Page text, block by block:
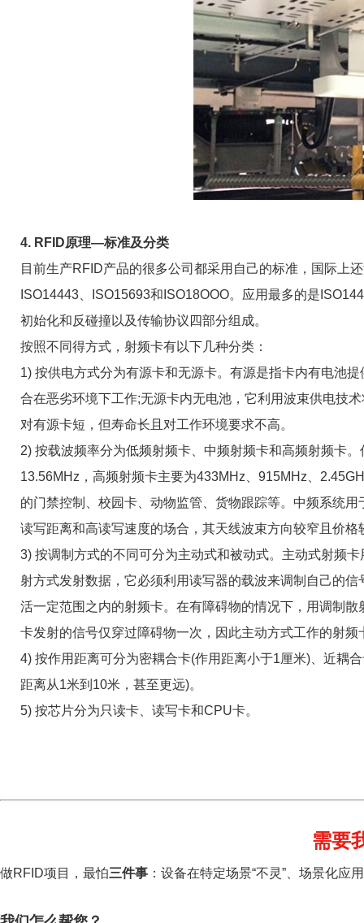
4. RFID原理—标准及分类
目前生产RFID产品的很多公司都采用自己的标准，国际上
ISO14443、ISO15693和ISO18OOO。应用最多的是
初始化和反碰撞以及传输协议四部分组成。
按照不同得方式，射频卡有以下几种分类：
1) 按供电方式分为有源卡和无源卡。有源是指卡内有电池
合在恶劣环境下工作;无源卡内无电池，它利用波束供电技
对有源卡短，但寿命长且对工作环境要求不高。
2) 按载波频率分为低频射频卡、中频射频卡和高频射频卡
13.56MHz，高频射频卡主要为433MHz、915MHz、
的门禁控制、校园卡、动物监管、货物跟踪等。中频系统
读写距离和高读写速度的场合，其天线波束方向较窄且价
3) 按调制方式的不同可分为主动式和被动式。主动式射频
射方式发射数据，它必须利用读写器的载波来调制自己的
活一定范围之内的射频卡。在有障碍物的情况下，用调制
卡发射的信号仅穿过障碍物一次，因此主动方式工作的射
4) 按作用距离可分为密耦合卡(作用距离小于1厘米)、近耦
距离从1米到10米，甚至更远)。
5) 按芯片分为只读卡、读写卡和CPU卡。
需要
做RFID项目，最怕三件事 ：设备在特定场景“不灵”、场景化